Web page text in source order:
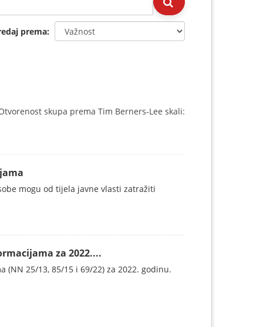
prema
skupa prema Tim Berners-Lee skali:
mogu od tijela javne vlasti zatražiti
za 2022....
25/13, 85/15 i 69/22) za 2022. godinu.